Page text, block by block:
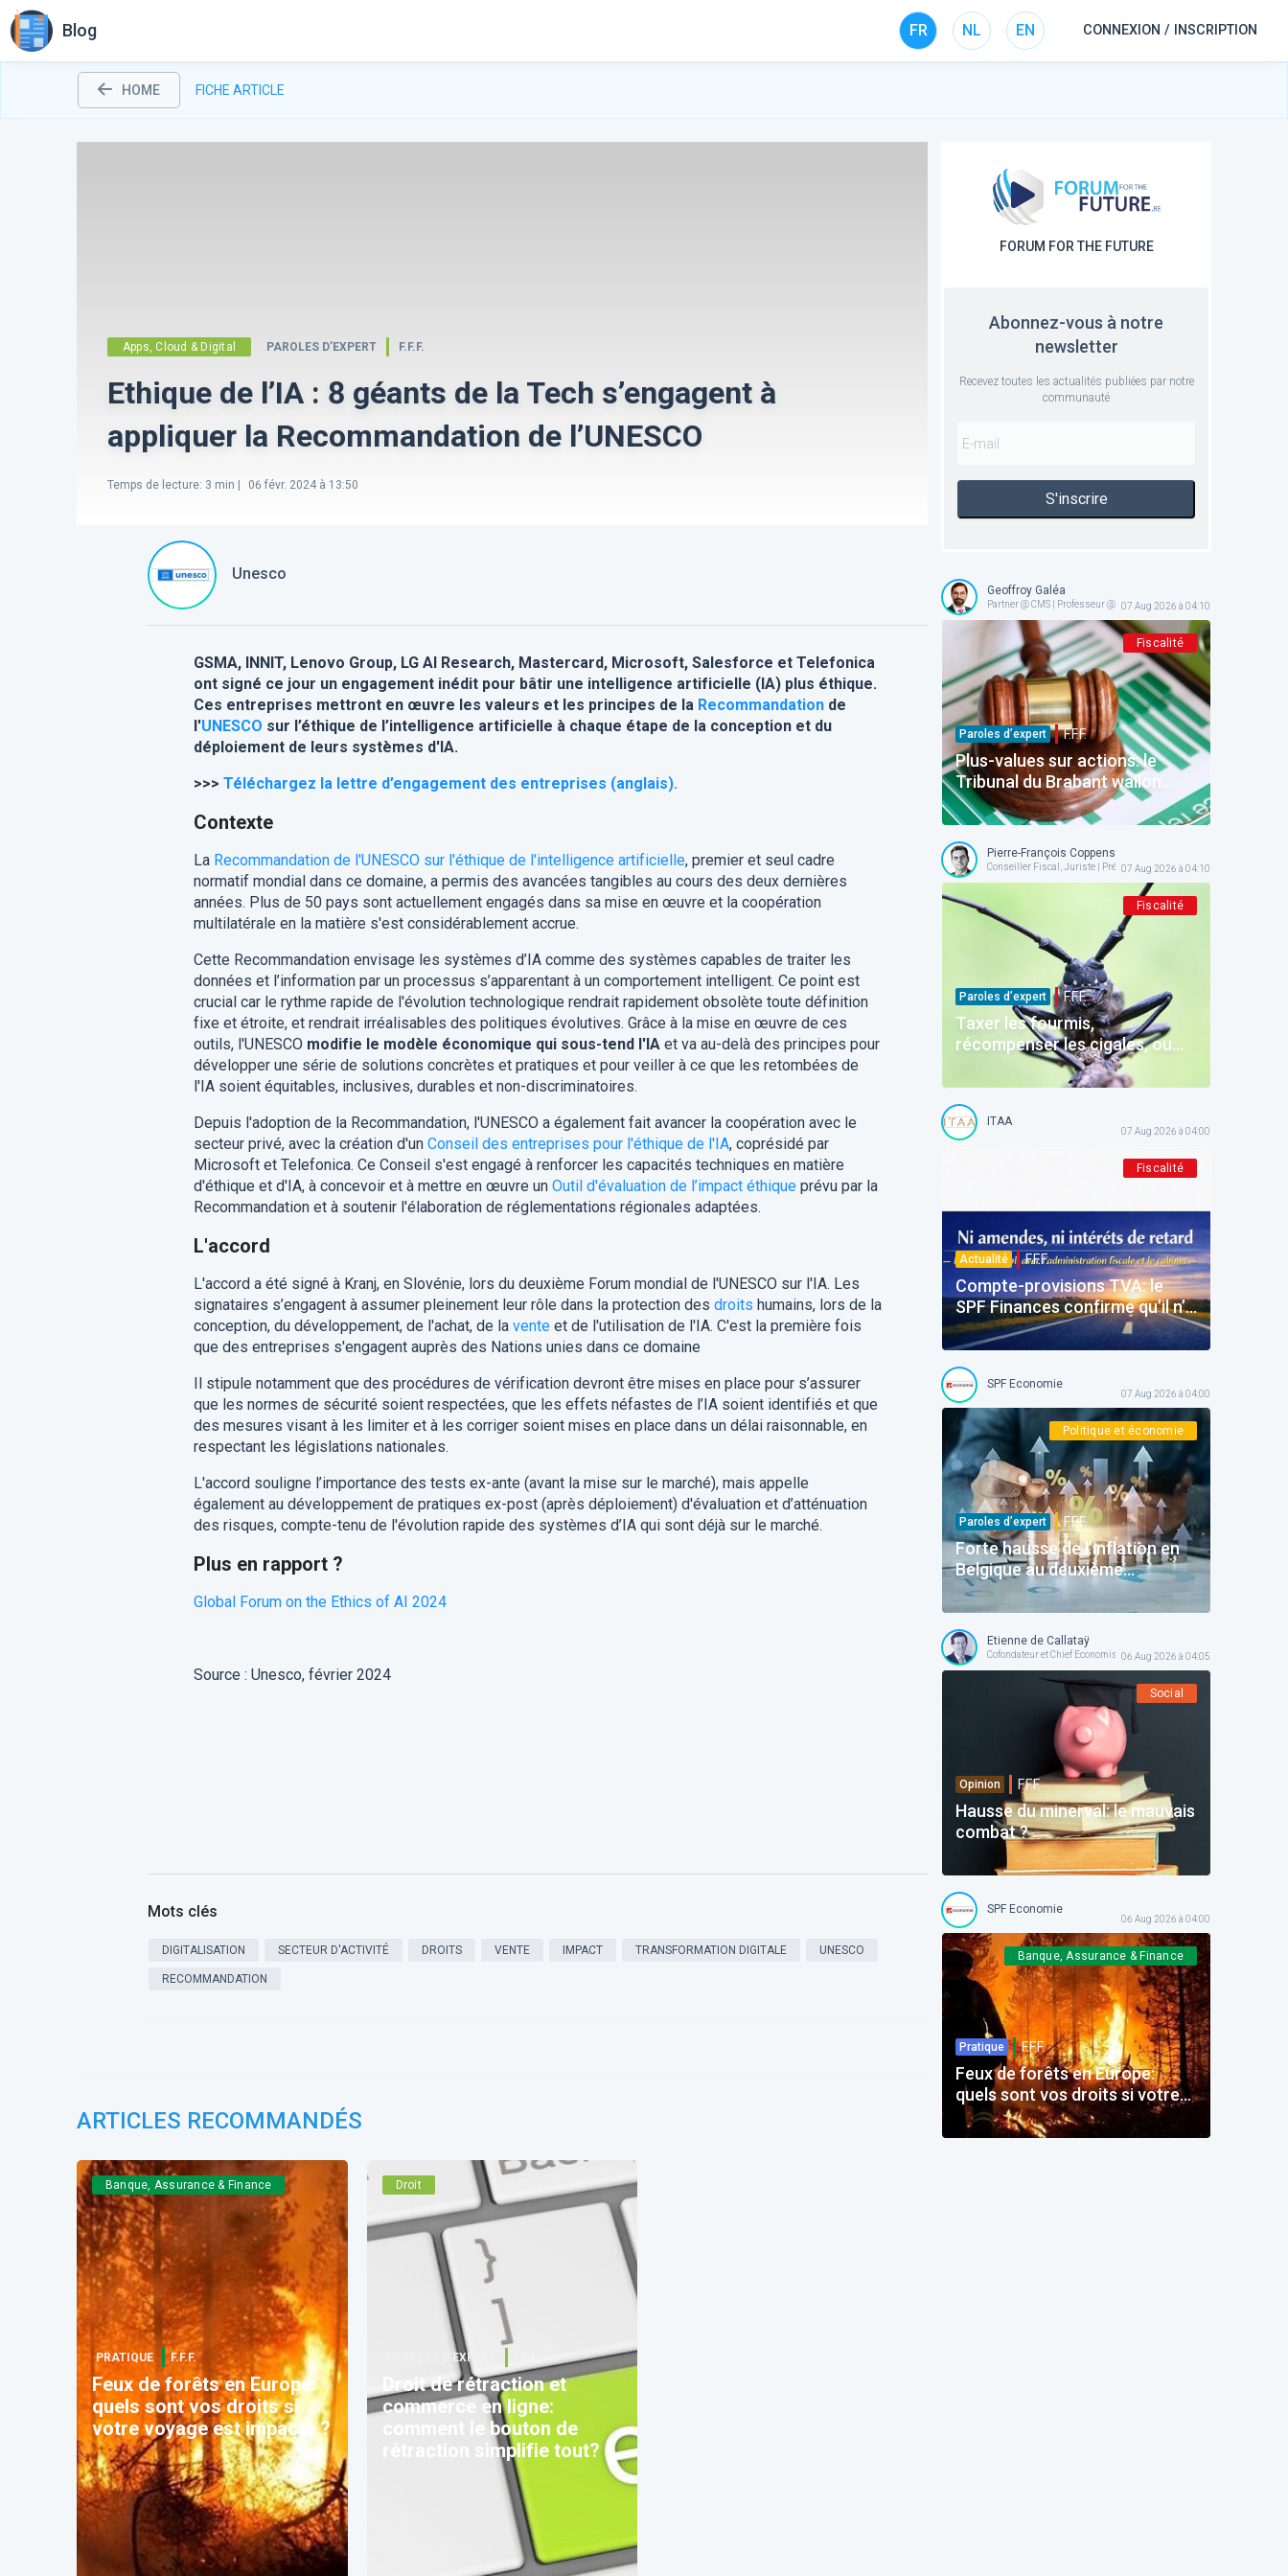
Blog FR NL EN CONNEXION / INSCRIPTION
HOME FICHE ARTICLE
Apps, Cloud & Digital PAROLES D’EXPERT F.F.F.
Ethique de l’IA : 8 géants de la Tech s’engagent à
appliquer la Recommandation de l’UNESCO
Temps de lecture: 3 min | 06 févr. 2024 à 13:50
Unesco
GSMA, INNIT, Lenovo Group, LG AI Research, Mastercard, Microsoft, Salesforce et Telefonica
ont signé ce jour un engagement inédit pour bâtir une intelligence artificielle (IA) plus éthique.
Ces entreprises mettront en œuvre les valeurs et les principes de la Recommandationde
l'UNESCO sur l’éthique de l’intelligence artificielle à chaque étape de la conception et du
déploiement de leurs systèmes d'IA.
>>> Téléchargez la lettre d’engagement des entreprises (anglais).
Contexte
La Recommandation de l'UNESCO sur l'éthique de l'intelligence artificielle, premier et seul cadre
normatif mondial dans ce domaine, a permis des avancées tangibles au cours des deux dernières
années. Plus de 50 pays sont actuellement engagés dans sa mise en œuvre et la coopération
multilatérale en la matière s'est considérablement accrue.
Cette Recommandation envisage les systèmes d’IA comme des systèmes capables de traiter les
données et l’information par un processus s’apparentant à un comportement intelligent. Ce point est
crucial car le rythme rapide de l'évolution technologique rendrait rapidement obsolète toute définition
fixe et étroite, et rendrait irréalisables des politiques évolutives. Grâce à la mise en œuvre de ces
outils, l'UNESCO modifie le modèle économique qui sous-tend l'IA et va au-delà des principes pour
développer une série de solutions concrètes et pratiques et pour veiller à ce que les retombées de
l'IA soient équitables, inclusives, durables et non-discriminatoires.
Depuis l'adoption de la Recommandation, l'UNESCO a également fait avancer la coopération avec le
secteur privé, avec la création d'un Conseil des entreprises pour l'éthique de l'IA, coprésidé par
Microsoft et Telefonica. Ce Conseil s'est engagé à renforcer les capacités techniques en matière
d'éthique et d'IA, à concevoir et à mettre en œuvre un Outil d'évaluation de l’impact éthique prévu par la
Recommandation et à soutenir l'élaboration de réglementations régionales adaptées.
L'accord
L'accord a été signé à Kranj, en Slovénie, lors du deuxième Forum mondial de l'UNESCO sur l'IA. Les
signataires s’engagent à assumer pleinement leur rôle dans la protection des droits humains, lors de la
conception, du développement, de l'achat, de la venteet de l'utilisation de l'IA. C'est la première fois
que des entreprises s'engagent auprès des Nations unies dans ce domaine
Il stipule notamment que des procédures de vérification devront être mises en place pour s’assurer
que les normes de sécurité soient respectées, que les effets néfastes de l’IA soient identifiés et que
des mesures visant à les limiter et à les corriger soient mises en place dans un délai raisonnable, en
respectant les législations nationales.
L'accord souligne l’importance des tests ex-ante (avant la mise sur le marché), mais appelle
également au développement de pratiques ex-post (après déploiement) d'évaluation et d’atténuation
des risques, compte-tenu de l'évolution rapide des systèmes d’IA qui sont déjà sur le marché.
Plus en rapport ?
Global Forum on the Ethics of AI 2024
Source : Unesco, février 2024
Mots clés
DIGITALISATION SECTEUR D'ACTIVITÉ DROITS VENTE IMPACT TRANSFORMATION DIGITALE UNESCO
RECOMMANDATION
ARTICLES RECOMMANDÉS
Banque, Assurance & Finance
PRATIQUE F.F.F.
Feux de forêts en Europe:
quels sont vos droits si
votre voyage est impacté ?
Droit
PAROLES D’EXPERT
Droit de rétraction et
commerce en ligne:
comment le bouton de
rétraction simplifie tout?
FORUM FOR THE FUTURE
Abonnez-vous à notre
newsletter
Recevez toutes les actualités publiées par notre
communauté
S'inscrire
Geoffroy Galéa
Partner @ CMS | Professeur @ ICHEC-ESSF
07 Aug 2026 à 04:10
Fiscalité
Paroles d’expert F.F.F.
Plus-values sur actions: le
Tribunal du Brabant wallon
précise la frontière entre
gestion normale et spéculation
Pierre-François Coppens
Conseiller Fiscal, Juriste | Président @ AFPC
07 Aug 2026 à 04:10
Fiscalité
Paroles d’expert F.F.F.
Taxer les fourmis,
récompenser les cigales, ou
comment la Belgique
décourage ceux qui épargnent
ITAA
07 Aug 2026 à 04:00
Fiscalité
Actualité F.F.F.
Compte-provisions TVA: le
SPF Finances confirme qu’il n’y
aura pas d’amendes
SPF Economie
07 Aug 2026 à 04:00
Politique et économie
Paroles d’expert F.F.F.
Forte hausse de l’inflation en
Belgique au deuxième
trimestre
Etienne de Callataÿ
Cofondateur et Chief Economist @ Orcadia Asset Management
06 Aug 2026 à 04:05
Social
Opinion F.F.F.
Hausse du minerval: le mauvais
combat ?
SPF Economie
06 Aug 2026 à 04:00
Banque, Assurance & Finance
Pratique F.F.F.
Feux de forêts en Europe:
quels sont vos droits si votre
voyage est impacté ?